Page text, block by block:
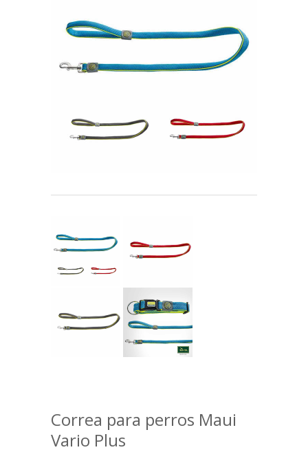
Correa para perros Maui
Vario Plus